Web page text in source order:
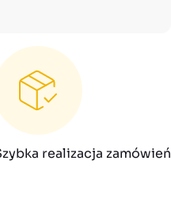
realizacja zamówień